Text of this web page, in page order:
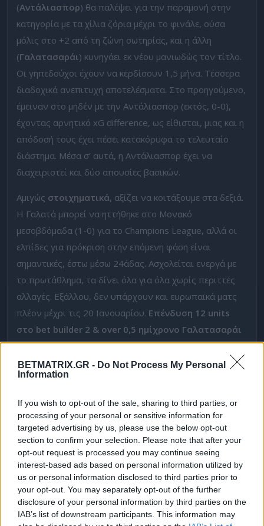
BETMATRIX.GR - Do Not Process My Personal
Information
If you wish to opt-out of the sale, sharing to third parties, or
processing of your personal or sensitive information for
targeted advertising by us, please use the below opt-out
section to confirm your selection. Please note that after your
opt-out request is processed you may continue seeing
interest-based ads based on personal information utilized by
us or personal information disclosed to third parties prior to
your opt-out. You may separately opt-out of the further
disclosure of your personal information by third parties on the
IAB’s list of downstream participants. This information may
(Αντάλιασπορ) θα παλέψει για την παραμονή στην
κατηγορία με τα χίλια ζόρια μέχρι το φινάλε, ούσα
μόλις στο +2 από τη ζώνη σωτηρίας, και η άλλη
(Γαλατασαράι) κυνηγάει εκ νέου μανιωδώς τον τίτλο.
Οι γηπεδούχοι έχουν να κερδίσουν 1,5 μήνα. Τέσσερα
διαδοχικά ανεπιτυχή αποτελέσματα. Στο προηγούμενο,
έμειναν στο μηδέν με την Αντάλιασπορ (εκτός, 0-0),
έχοντας αρνητικό xG difference, ως είθισται, μιας και η
απόδοσή τους έχει πέσει κατακόρυφα το τελευταίο
διάστημα. Μέσα σ’ αυτά, η Αντάλιασπορ έχει να
διαχειριστεί και δύο απουσίες βασικών.
Αμιγώς στοιχηματικά, αξίζει να κοιτάξουμε στα δεξιά.
Η Γαλατά μπορεί να ηττήθηκε στο Μονακό
μεσοβδόμαδα (1-0) για το Champions League, αλλά οι
ελπίδες για πρόκριση στην επόμενη φάση είναι
σημαντικές, έστω μέσω 24άδας. Ασχολείται ενεργά με
το πρωτάθλημα, τα δίνει όλα για όλα χωρίς περιττές
αλλαγές. Εξάλλου, δεν υπάρχουν και ευρωπαϊκά ματς
πλέον μέχρι τις 20 Ιανουαρίου. Επένδυση 12 units
στο bet builder 2 & over 0,5 ημίχρονο Γαλατασαράι
σε απόδοση1.70, έστω και οριακά προκρινόμενο ως
σημείο.
Αντιμετώπισε ορισμένα -μικρά- ζητήματα στο πρώτο
ημίχρονο κόντρα στην Άιντραχτ για το phase, αλλά στο
β’ μέρος μπήκε δυνατά πραγματοποιώντας την
ανατροπή. ΗΜπαρτσελόναεπικράτησε 2-1 και
αναρριχήθηκε έτι περισσότερο βαθμολογικά. Πλέον,
άμεση επιστροφή στα της La Liga. Εκεί χαμογελάει
ακόμη πιο πολύ. Με το πέρας 16 αγωνιστικών, το